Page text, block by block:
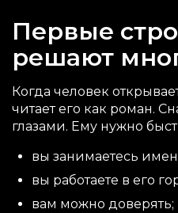
Первые
решают
Когда человек
читает его как роман.
глазами. Ему нужно
вы занимаетесь
вы работаете в его
вам можно доверять;